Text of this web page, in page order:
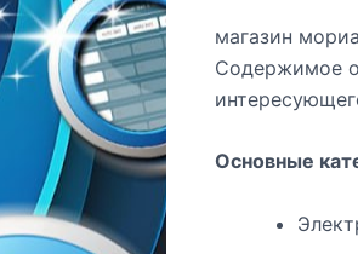
магазин
Содержимое
Основные